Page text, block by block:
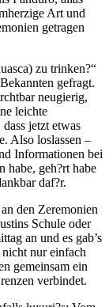
Art und
getragen
zu trinken?“
gefragt.
neugierig,
leichte
jetzt etwas
Also loslassen –
Informationen bei
habe, geh?rt habe
daf?r.
den Zeremonien
Schule oder
an und es gab’s
nur einfach
gemeinsam ein
verbindet.